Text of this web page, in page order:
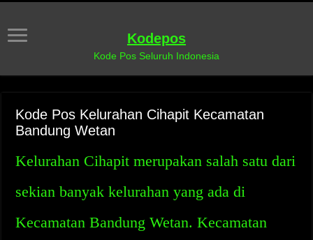
Kodepos
Kode Pos Seluruh Indonesia
Kode Pos Kelurahan Cihapit Kecamatan
Bandung Wetan
Kelurahan Cihapit merupakan salah satu dari
sekian banyak kelurahan yang ada di
Kecamatan Bandung Wetan. Kecamatan